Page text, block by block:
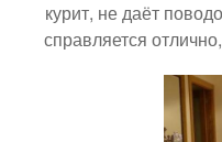
курит, не даёт
справляется